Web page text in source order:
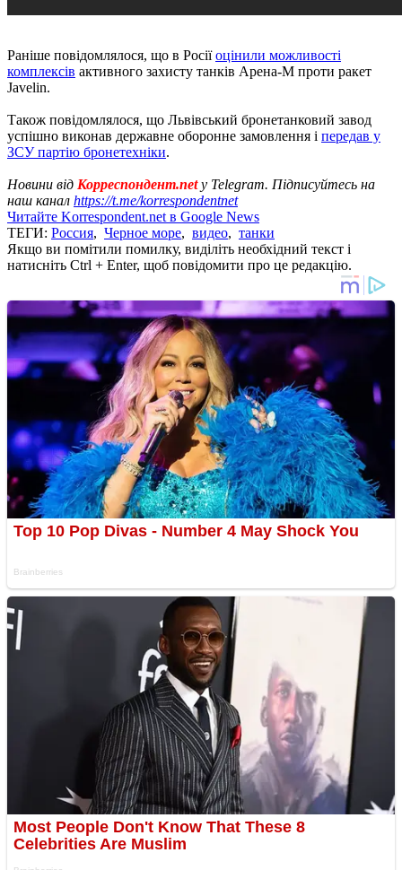
Раніше повідомлялося, що в Росіїоцінили можливості
комплексів активного захисту танків Арена-М проти ракет
Javelin.
Також повідомлялося, що Львівський бронетанковий завод
успішно виконав державне оборонне замовлення і передав у
ЗСУ партію бронетехніки.
Новини від Корреспондент.netу Telegram. Підписуйтесь на
наш канал https://t.me/korrespondentnet
Читайте Korrespondent.net в Google News
ТЕГИ: Россия, Черное море, видео, танки
Якщо ви помітили помилку, виділіть необхідний текст і
натисніть Ctrl + Enter, щоб повідомити про це редакцію.